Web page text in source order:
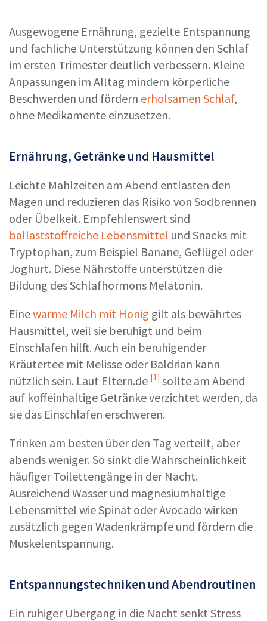
Ausgewogene Ernährung, gezielte Entspannung
und fachliche Unterstützung können den Schlaf
im ersten Trimester deutlich verbessern. Kleine
Anpassungen im Alltag mindern körperliche
Beschwerden und fördern erholsamen Schlaf,
ohne Medikamente einzusetzen.
Ernährung, Getränke und Hausmittel
Leichte Mahlzeiten am Abend entlasten den
Magen und reduzieren das Risiko von Sodbrennen
oder Übelkeit. Empfehlenswert sind
ballaststoffreiche Lebensmittel und Snacks mit
Tryptophan, zum Beispiel Banane, Geflügel oder
Joghurt. Diese Nährstoffe unterstützen die
Bildung des Schlafhormons Melatonin.
Einewarme Milch mit Honig gilt als bewährtes
Hausmittel, weil sie beruhigt und beim
Einschlafen hilft. Auch ein beruhigender
Kräutertee mit Melisse oder Baldrian kann
nützlich sein. Laut Eltern.de [1] sollte am Abend
auf koffeinhaltige Getränke verzichtet werden, da
sie das Einschlafen erschweren.
Trinken am besten über den Tag verteilt, aber
abends weniger. So sinkt die Wahrscheinlichkeit
häufiger Toilettengänge in der Nacht.
Ausreichend Wasser und magnesiumhaltige
Lebensmittel wie Spinat oder Avocado wirken
zusätzlich gegen Wadenkrämpfe und fördern die
Muskelentspannung.
Entspannungstechniken und Abendroutinen
Ein ruhiger Übergang in die Nacht senkt Stress